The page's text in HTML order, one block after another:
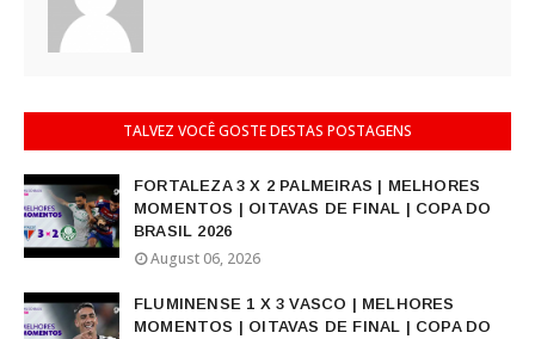
TALVEZ VOCÊ GOSTE DESTAS POSTAGENS
FORTALEZA 3 X 2 PALMEIRAS | MELHORES
MOMENTOS | OITAVAS DE FINAL | COPA DO
BRASIL 2026
August 06, 2026
FLUMINENSE 1 X 3 VASCO | MELHORES
MOMENTOS | OITAVAS DE FINAL | COPA DO